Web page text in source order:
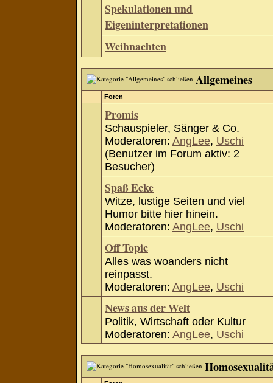
Spekulationen und
Eigeninterpretationen
Weihnachten
Allgemeines
Foren
Promis
Schauspieler, Sänger & Co.
Moderatoren: AngLee, Uschi
(Benutzer im Forum aktiv: 2
Besucher)
Spaß Ecke
Witze, lustige Seiten und viel
Humor bitte hier hinein.
Moderatoren: AngLee, Uschi
Off Topic
Alles was woanders nicht
reinpasst.
Moderatoren: AngLee, Uschi
News aus der Welt
Politik, Wirtschaft oder Kultur
Moderatoren: AngLee, Uschi